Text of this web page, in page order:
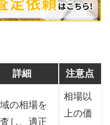
詳細 注意点
の相場を
し、適正
相場以
上の価